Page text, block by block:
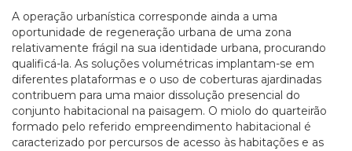
A operação urbanística corresponde ainda a uma
oportunidade de regeneração urbana de uma zona
relativamente frágil na sua identidade urbana, procurando
qualificá-la. As soluções volumétricas implantam-se em
diferentes plataformas e o uso de coberturas ajardinadas
contribuem para uma maior dissolução presencial do
conjunto habitacional na paisagem. O miolo do quarteirão
formado pelo referido empreendimento habitacional é
caracterizado por percursos de acesso às habitações e as